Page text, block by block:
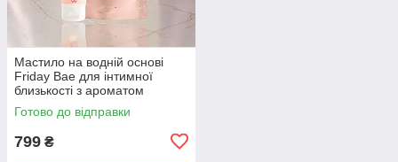
Мастило на водній основі
Friday Bae для інтимної
близькості з ароматом
червоних фруктів 50 мл
Готово до відправки
799 ₴